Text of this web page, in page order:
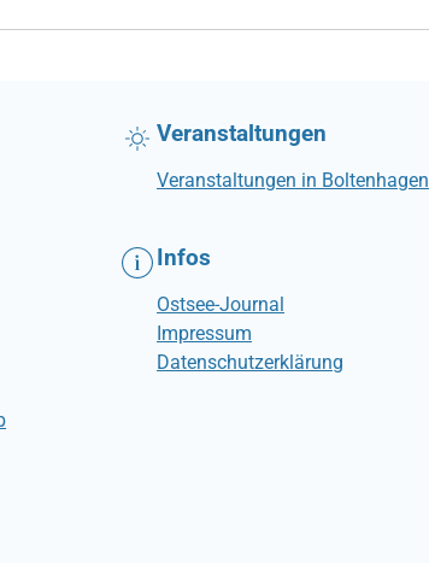
Veranstaltungen
Veranstaltungen in Boltenhagen
Infos
Ostsee-Journal
Impressum
Datenschutzerklärung